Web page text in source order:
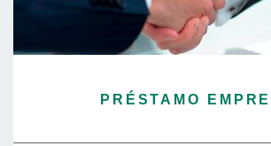
PRÉSTAMO